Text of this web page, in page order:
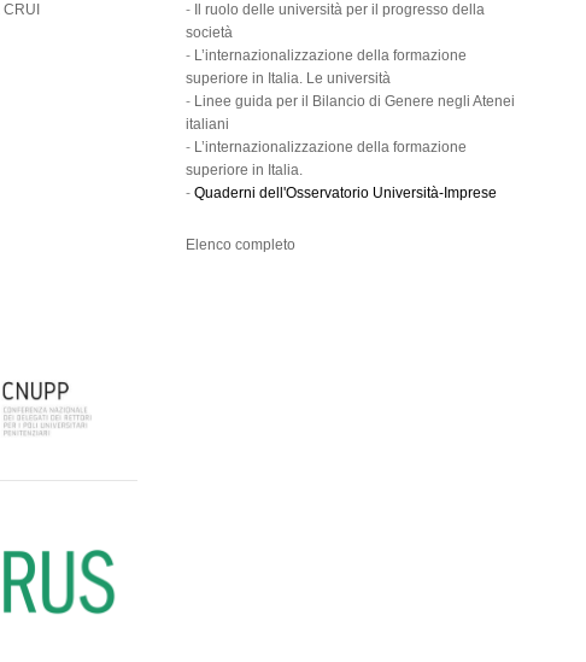
-
Il ruolo delle università per il progresso della
società
- L’internazionalizzazione della formazione
superiore in Italia. Le università
- Linee guida per il Bilancio di Genere negli Atenei
italiani
- L’internazionalizzazione della formazione
superiore in Italia.
- Quaderni dell'Osservatorio Università-Imprese
Elenco completo